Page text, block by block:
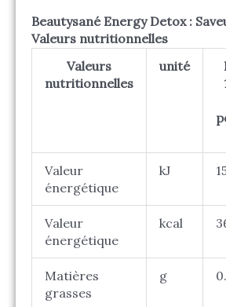
Beautysané Energy Detox :
Valeurs nutritionnelles
Valeurs
nutritionnelles
unité
Valeur
énergétique
kJ
Valeur
énergétique
kcal
Matières
grasses
g